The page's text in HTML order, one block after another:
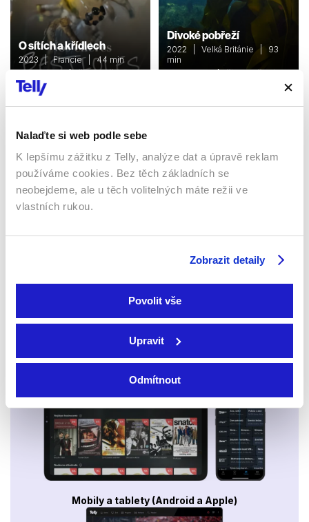
Nalaďte si web podle sebe
K lepšímu zážitku z Telly, analýze dat a úpravě reklam
používáme cookies. Bez těch základních se
neobejdeme, ale u těch volitelných máte režii ve
vlastních rukou.
Zobrazit detaily
Povolit vše
Upravit
Odmítnout
O sítích a křídlech
2023 | Francie | 44 min
Dokumenty / Přírodovědní
Divoké pobřeží
2022 | Velká Británie | 93
min
Dokumenty / Přírodovědní
Sledujte kdekoliv až na 6 zařízeních
Sledovat internetovou televizi jde odkudkoliv
po celé EU, a to až na 6 zařízeních.
Smart TV - Android, Google, Samsung, LG, VIDAA
Mobily a tablety (Android a Apple)